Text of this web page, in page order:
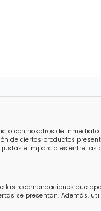
con nosotros de
de ciertos productos
e imparciales entre las
recomendaciones que
se presentan. Además,